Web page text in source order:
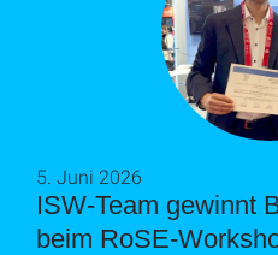
ISW-Team gewinnt
beim RoSE-
5. Juni 2026